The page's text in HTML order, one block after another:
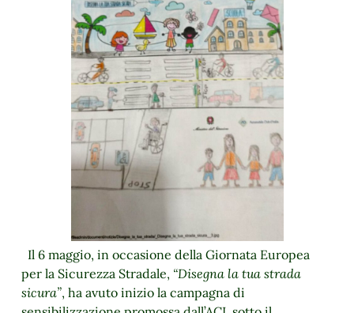
Il 6 maggio, in occasione della Giornata Europea
per la Sicurezza Stradale, “Disegna la tua strada
sicura”, ha avuto inizio la campagna di